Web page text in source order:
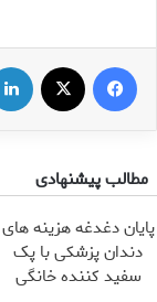
فیس بوک
مطالب پیشنهادی
پایان دغدغه هزینه های
دندان پزشکی با پک
سفید کننده خانگی